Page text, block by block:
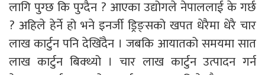
लागि पुग्छ कि पुग्दैन ? आएका उद्योगले नेपाललाई के गर्छ
? अहिले हेर्ने हो भने इनर्जी ड्रिङ्सको खपत धेरैमा धेरै चार
लाख कार्टुन पनि देखिँदैन । जबकि आयातको समयमा सात
लाख कार्टुन बिक्थ्यो । चार लाख कार्टुन उत्पादन गर्न